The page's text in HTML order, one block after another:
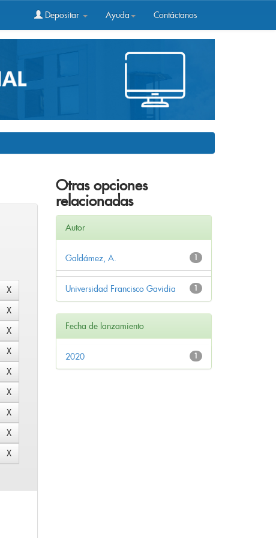
Depositar Ayuda Contáctanos
Otras opciones
relacionadas
Autor
1
Galdámez, A.
1
Universidad Francisco Gavidia
Fecha de lanzamiento
1
2020